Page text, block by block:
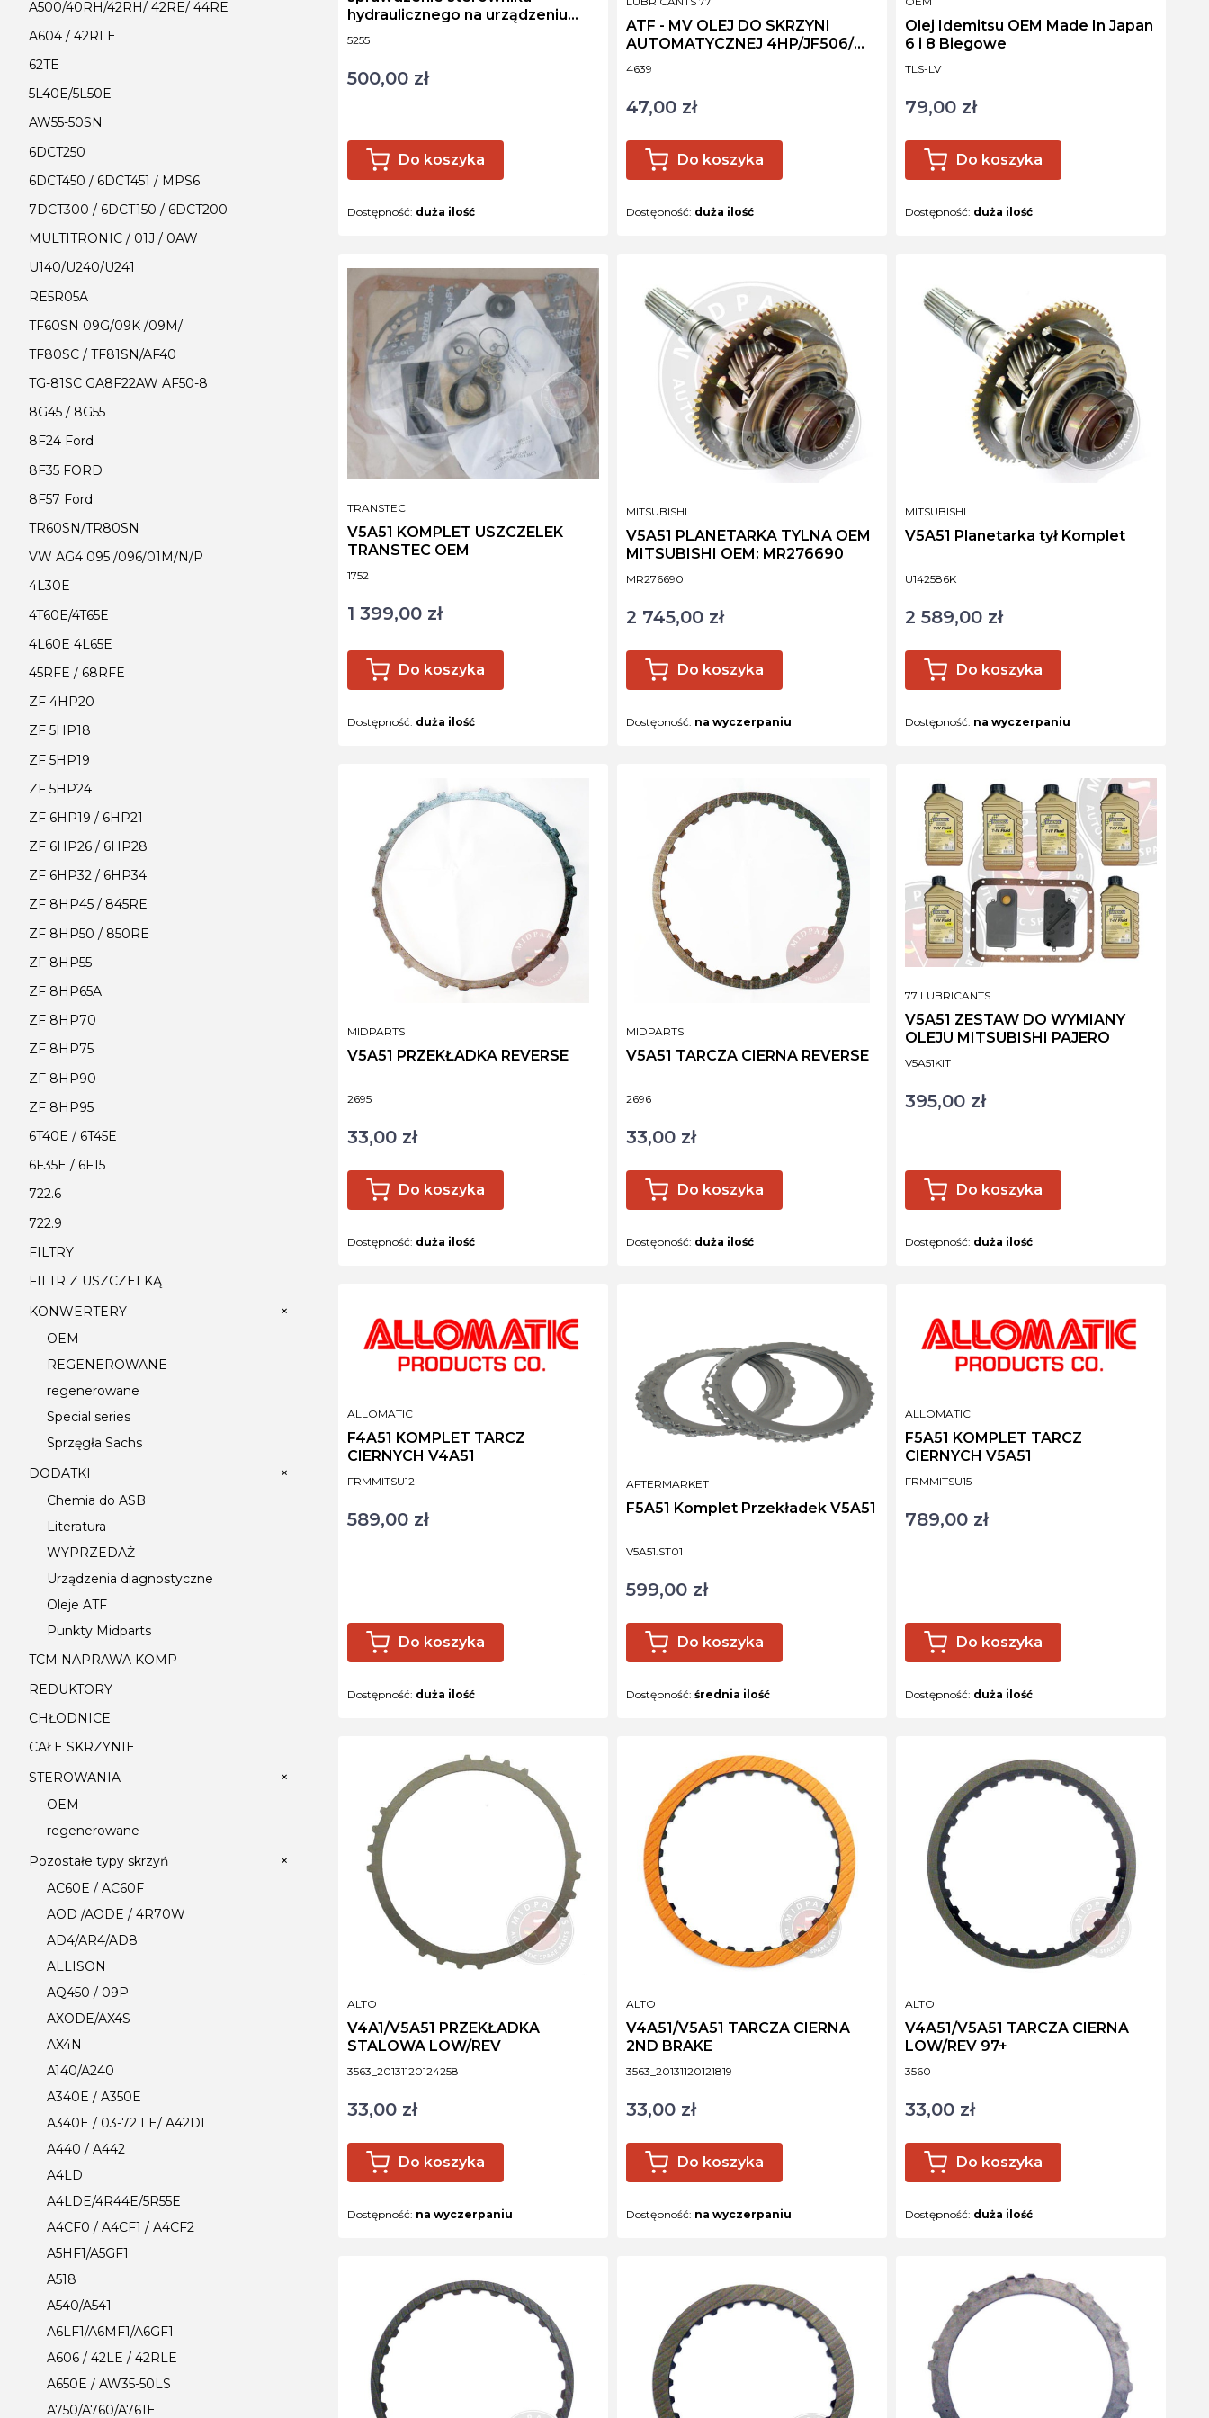
A500/40RH/42RH/ 42RE/ 44RE
A604 / 42RLE
62TE
5L40E/5L50E
AW55-50SN
6DCT250
6DCT450 / 6DCT451 / MPS6
7DCT300 / 6DCT150 / 6DCT200
MULTITRONIC / 01J / 0AW
U140/U240/U241
RE5R05A
TF60SN 09G/09K /09M/
TF80SC / TF81SN/AF40
TG-81SC GA8F22AW AF50-8
8G45 / 8G55
8F24 Ford
8F35 FORD
8F57 Ford
TR60SN/TR80SN
VW AG4 095 /096/01M/N/P
4L30E
4T60E/4T65E
4L60E 4L65E
45RFE / 68RFE
ZF 4HP20
ZF 5HP18
ZF 5HP19
ZF 5HP24
ZF 6HP19 / 6HP21
ZF 6HP26 / 6HP28
ZF 6HP32 / 6HP34
ZF 8HP45 / 845RE
ZF 8HP50 / 850RE
ZF 8HP55
ZF 8HP65A
ZF 8HP70
ZF 8HP75
ZF 8HP90
ZF 8HP95
6T40E / 6T45E
6F35E / 6F15
722.6
722.9
FILTRY
FILTR Z USZCZELKĄ
KONWERTERY
+
OEM
REGENEROWANE
regenerowane
Special series
Sprzęgła Sachs
DODATKI
+
Chemia do ASB
Literatura
WYPRZEDAŻ
Urządzenia diagnostyczne
Oleje ATF
Punkty Midparts
TCM NAPRAWA KOMP
REDUKTORY
CHŁODNICE
CAŁE SKRZYNIE
STEROWANIA
+
OEM
regenerowane
Pozostałe typy skrzyń
+
AC60E / AC60F
AOD /AODE / 4R70W
AD4/AR4/AD8
ALLISON
AQ450 / 09P
AXODE/AX4S
AX4N
A140/A240
A340E / A350E
A340E / 03-72 LE/ A42DL
A440 / A442
A4LD
A4LDE/4R44E/5R55E
A4CF0 / A4CF1 / A4CF2
A5HF1/A5GF1
A518
A540/A541
A6LF1/A6MF1/A6GF1
A606 / 42LE / 42RLE
A650E / AW35-50LS
A750/A760/A761E
Kod produktu
5255
hydraulicznego na urządzeniu
hydra test
Cena
500,00 zł
Do koszyka
Dostępność: duża ilość
Kod produktu
4639
ATF - MV OLEJ DO SKRZYNI
AUTOMATYCZNEJ 4HP/JF506/
TIV/ AISIN / Z1
Cena
47,00 zł
Do koszyka
Dostępność: duża ilość
Kod produktu
TLS-LV
Olej Idemitsu OEM Made In Japan
6 i 8 Biegowe
Cena
79,00 zł
Do koszyka
Dostępność: duża ilość
Kod produktu
1752
V5A51 KOMPLET USZCZELEK
TRANSTEC OEM
PRODUCENT
TRANSTEC
Cena
1 399,00 zł
Do koszyka
Dostępność: duża ilość
Kod produktu
MR276690
V5A51 PLANETARKA TYLNA OEM
MITSUBISHI OEM: MR276690
PRODUCENT
MITSUBISHI
Cena
2 745,00 zł
Do koszyka
Dostępność: na wyczerpaniu
Kod produktu
U142586K
V5A51 Planetarka tył Komplet
PRODUCENT
MITSUBISHI
Cena
2 589,00 zł
Do koszyka
Dostępność: na wyczerpaniu
Kod produktu
2695
V5A51 PRZEKŁADKA REVERSE
PRODUCENT
MIDPARTS
Cena
33,00 zł
Do koszyka
Dostępność: duża ilość
Kod produktu
2696
V5A51 TARCZA CIERNA REVERSE
PRODUCENT
MIDPARTS
Cena
33,00 zł
Do koszyka
Dostępność: duża ilość
Kod produktu
V5A51KIT
V5A51 ZESTAW DO WYMIANY
OLEJU MITSUBISHI PAJERO
PRODUCENT
77 LUBRICANTS
Cena
395,00 zł
Do koszyka
Dostępność: duża ilość
Kod produktu
FRMMITSU12
F4A51 KOMPLET TARCZ
CIERNYCH V4A51
PRODUCENT
ALLOMATIC
Cena
589,00 zł
Do koszyka
Dostępność: duża ilość
Kod produktu
V5A51.ST01
F5A51 Komplet Przekładek V5A51
PRODUCENT
AFTERMARKET
Cena
599,00 zł
Do koszyka
Dostępność: średnia ilość
Kod produktu
FRMMITSU15
F5A51 KOMPLET TARCZ
CIERNYCH V5A51
PRODUCENT
ALLOMATIC
Cena
789,00 zł
Do koszyka
Dostępność: duża ilość
Kod produktu
3563_20131120124258
V4A1/V5A51 PRZEKŁADKA
STALOWA LOW/REV
PRODUCENT
ALTO
Cena
33,00 zł
Do koszyka
Dostępność: na wyczerpaniu
Kod produktu
3563_20131120121819
V4A51/V5A51 TARCZA CIERNA
2ND BRAKE
PRODUCENT
ALTO
Cena
33,00 zł
Do koszyka
Dostępność: na wyczerpaniu
Kod produktu
3560
V4A51/V5A51 TARCZA CIERNA
LOW/REV 97+
PRODUCENT
ALTO
Cena
33,00 zł
Do koszyka
Dostępność: duża ilość